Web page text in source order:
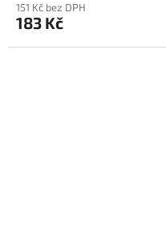
151 Kč bez DPH
183 Kč